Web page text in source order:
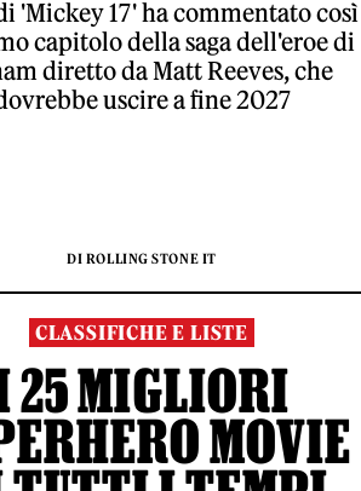
'Mickey 17' ha commentato
capitolo della saga dell'eroe di
diretto da Matt Reeves, che
uscire a fine 2027
DI ROLLING STONE IT
CLASSIFICHE E LISTE
25 MIGLIORI
MOVIE